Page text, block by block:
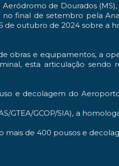
de Dourados (MS),
final de setembro pela
outubro de 2024 sobre a
obras e equipamentos, a
esta articulação sendo
e decolagem do
GCOP/SIA), a
de 400 pousos e